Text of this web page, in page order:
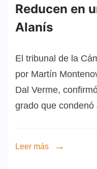
Reducen en
Alanís
El tribunal de la
por Martín
Dal Verme,
grado que
Leer más